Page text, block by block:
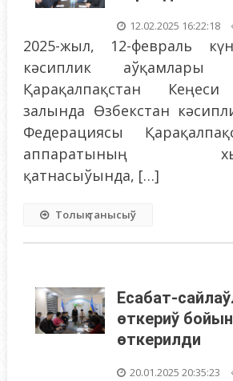
12.02.2025 16:22:18
2025-жыл, 12-февраль
кәсиплик аўқамлары
Қарақалпақстан
залында Өзбекстан
Федерациясы
аппаратының
қатнасыўында, […]
Толық танысыў
Есабат-
өткериў
өткерилди
20.01.2025 20:35:23